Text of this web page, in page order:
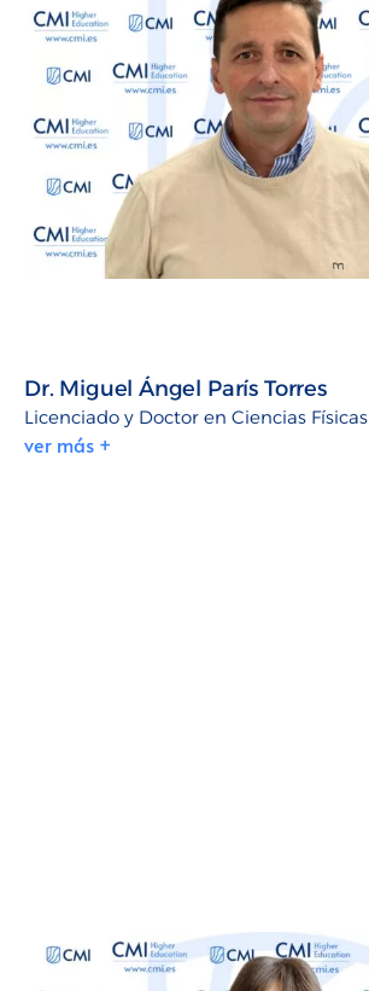
Dr. Miguel Ángel París Torres
Licenciado y Doctor en Ciencias Físicas
ver más +